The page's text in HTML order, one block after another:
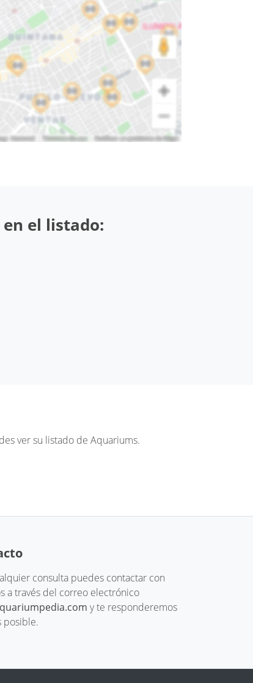
el listado:
ver su listado de Aquariums.
consulta puedes contactar con
a través del correo electrónico
y te responderemos
posible.